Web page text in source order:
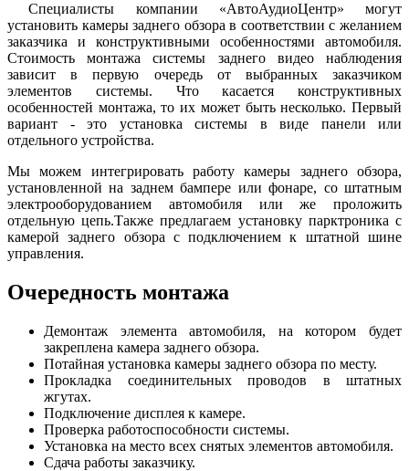
Специалисты компании «АвтоАудиоЦентр» могут
установить камеры заднего обзора в соответствии с желанием
заказчика и конструктивными особенностями автомобиля.
Стоимость монтажа системы заднего видео наблюдения
зависит в первую очередь от выбранных заказчиком
элементов системы. Что касается конструктивных
особенностей монтажа, то их может быть несколько. Первый
вариант - это установка системы в виде панели или
отдельного устройства.
Мы можем интегрировать работу камеры заднего обзора,
установленной на заднем бампере или фонаре, со штатным
электрооборудованием автомобиля или же проложить
отдельную цепь.Также предлагаем установку парктроника с
камерой заднего обзора с подключением к штатной шине
управления.
Очередность монтажа
Демонтаж элемента автомобиля, на котором будет
закреплена камера заднего обзора.
Потайная установка камеры заднего обзора по месту.
Прокладка соединительных проводов в штатных
жгутах.
Подключение дисплея к камере.
Проверка работоспособности системы.
Установка на место всех снятых элементов автомобиля.
Сдача работы заказчику.